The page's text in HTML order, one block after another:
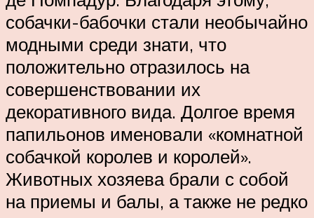
собачки-бабочки стали необычайно
модными среди знати, что
положительно отразилось на
совершенствовании их
декоративного вида. Долгое время
папильонов именовали «комнатной
собачкой королев и королей».
Животных хозяева брали с собой
на приемы и балы, а также не редко